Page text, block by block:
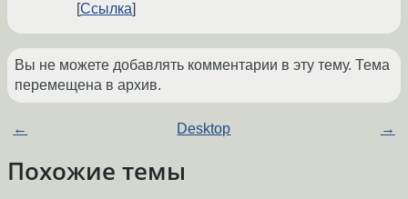
Ссылка
Вы не можете добавлять комментарии в эту тему. Тема
перемещена в архив.
← Desktop →
Похожие темы